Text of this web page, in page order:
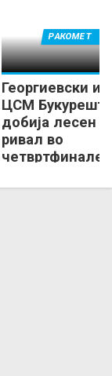
Георгиевски и
ЦСМ Букурешт
добија лесен
ривал во
Купот
РАКОМЕТ